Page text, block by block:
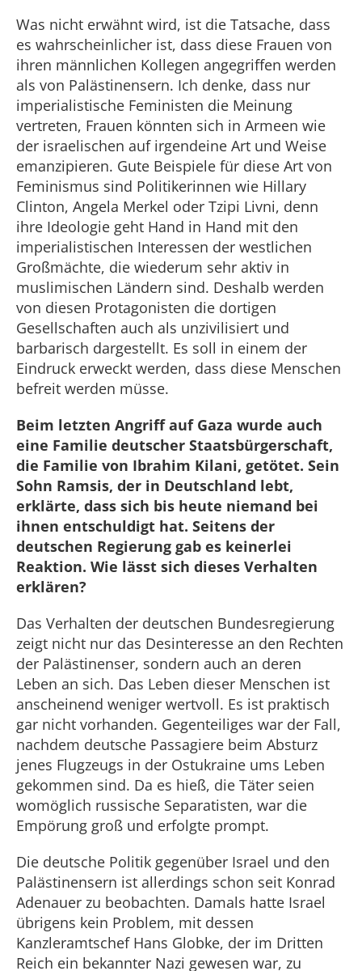
Was nicht erwähnt wird, ist die Tatsache, dass
es wahrscheinlicher ist, dass diese Frauen von
ihren männlichen Kollegen angegriffen werden
als von Palästinensern. Ich denke, dass nur
imperialistische Feministen die Meinung
vertreten, Frauen könnten sich in Armeen wie
der israelischen auf irgendeine Art und Weise
emanzipieren. Gute Beispiele für diese Art von
Feminismus sind Politikerinnen wie Hillary
Clinton, Angela Merkel oder Tzipi Livni, denn
ihre Ideologie geht Hand in Hand mit den
imperialistischen Interessen der westlichen
Großmächte, die wiederum sehr aktiv in
muslimischen Ländern sind. Deshalb werden
von diesen Protagonisten die dortigen
Gesellschaften auch als unzivilisiert und
barbarisch dargestellt. Es soll in einem der
Eindruck erweckt werden, dass diese Menschen
befreit werden müsse.
Beim letzten Angriff auf Gaza wurde auch
eine Familie deutscher Staatsbürgerschaft,
die Familie von Ibrahim Kilani, getötet. Sein
Sohn Ramsis, der in Deutschland lebt,
erklärte, dass sich bis heute niemand bei
ihnen entschuldigt hat. Seitens der
deutschen Regierung gab es keinerlei
Reaktion. Wie lässt sich dieses Verhalten
erklären?
Das Verhalten der deutschen Bundesregierung
zeigt nicht nur das Desinteresse an den Rechten
der Palästinenser, sondern auch an deren
Leben an sich. Das Leben dieser Menschen ist
anscheinend weniger wertvoll. Es ist praktisch
gar nicht vorhanden. Gegenteiliges war der Fall,
nachdem deutsche Passagiere beim Absturz
jenes Flugzeugs in der Ostukraine ums Leben
gekommen sind. Da es hieß, die Täter seien
womöglich russische Separatisten, war die
Empörung groß und erfolgte prompt.
Die deutsche Politik gegenüber Israel und den
Palästinensern ist allerdings schon seit Konrad
Adenauer zu beobachten. Damals hatte Israel
übrigens kein Problem, mit dessen
Kanzleramtschef Hans Globke, der im Dritten
Reich ein bekannter Nazi gewesen war, zu